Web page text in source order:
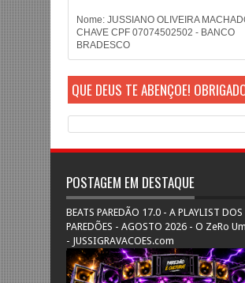
Nome: JUSSIANO OLIVEIRA
CHAVE CPF 07074502502 - BANCO
BRADESCO
QUE DEUS TE ABENÇOE!
POSTAGEM EM DESTAQUE
BEATS PAREDÃO 17.0 - A PLAYLIST DOS
PAREDÕES - AGOSTO 2026 - O ZeRo
- JUSSIGRAVACOES.com